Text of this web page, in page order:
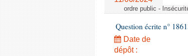
ordre public -
Question écrite n°
Date de
dépôt :